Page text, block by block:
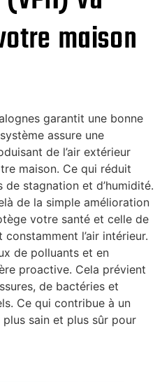
maison
garantit une bonne
assure une
de l’air extérieur
maison. Ce qui réduit
stagnation et d’humidité.
de la simple amélioration
votre santé et celle de
l’air intérieur.
de polluants et en
proactive. Cela prévient
de bactéries et
Ce qui contribue à un
sain et plus sûr pour